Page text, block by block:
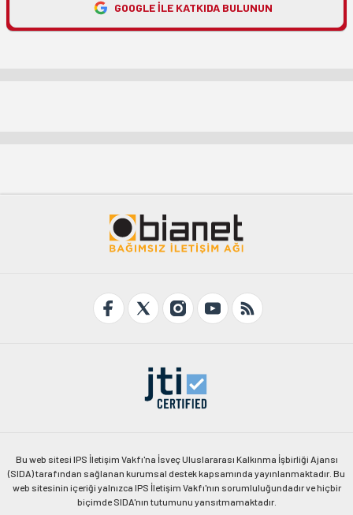
GOOGLE ILE KATKIDA BULUNUN
Bu web sitesi IPS İletişim Vakfı'na İsveç Uluslararası Kalkınma İşbirliği Ajansı
(SIDA) tarafından sağlanan kurumsal destek kapsamında yayınlanmaktadır. Bu
web sitesinin içeriği yalnızca IPS İletişim Vakfı'nın sorumluluğundadır ve hiçbir
biçimde SIDA'nın tutumunu yansıtmamaktadır.